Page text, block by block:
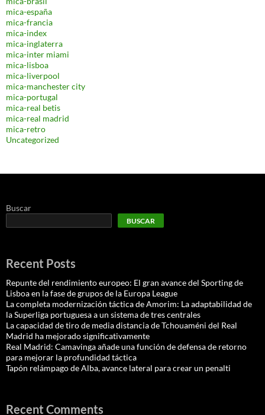
mica-españa
mica-francia
mica-index
mica-inglaterra
mica-inter miami
mica-lisboa
mica-liverpool
mica-manchester city
mica-portugal
mica-real betis
mica-real madrid
mica-retro
Uncategorized
Buscar
BUSCAR
Recent Posts
Repunte del rendimiento europeo: El gran avance del Sporting de
Lisboa en la fase de grupos de la Europa League
La completa modernización táctica de Amorim: La adaptabilidad de
la Superliga portuguesa a un sistema de tres centrales
La capacidad de tiro de media distancia de Tchouaméni del Real
Madrid ha mejorado significativamente
Real Madrid: Camavinga añade una función de defensa de retorno
para mejorar la profundidad táctica
Tapón relámpago de Alba, avance lateral para crear un penalti
Recent Comments